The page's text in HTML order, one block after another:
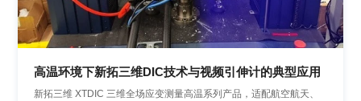
高温环境下新拓三维DIC技术与视频引伸计的典型应用
新拓三维 XTDIC 三维全场应变测量高温系列产品，适配航空航天、